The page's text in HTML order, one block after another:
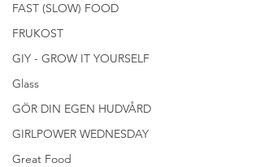
FAST (SLOW) FOOD
FRUKOST
GIY - GROW IT YOURSELF
Glass
GÖR DIN EGEN HUDVÅRD
GIRLPOWER WEDNESDAY
Great Food